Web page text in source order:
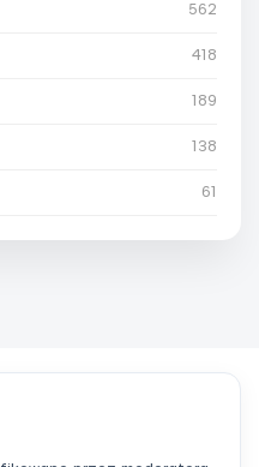
562
418
189
138
61